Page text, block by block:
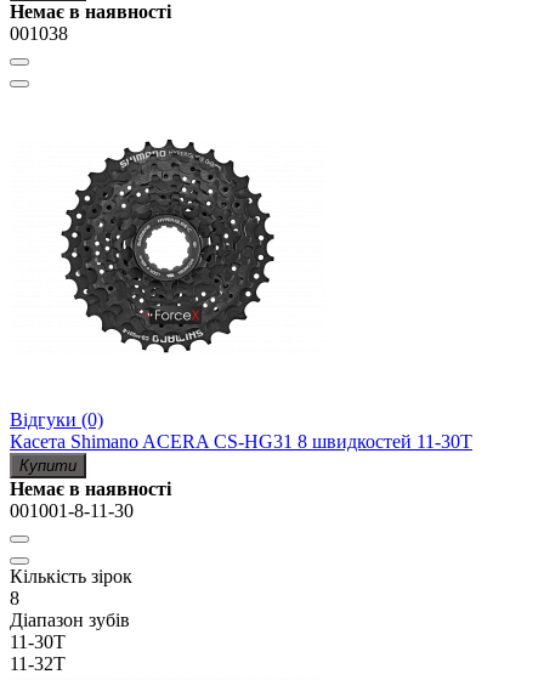
Немає в наявності
001038
Відгуки (0)
Касета Shimano ACERA CS-HG31 8 швидкостей 11-30T
Купити
Немає в наявності
001001-8-11-30
Кількість зірок
8
Діапазон зубів
11-30T
11-32T